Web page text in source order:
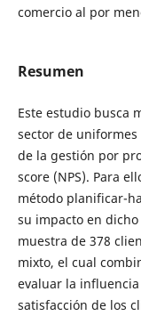
comercio al por
Resumen
Este estudio busca
sector de
de la gestión por
score (NPS). Para
método planificar-
su impacto en
muestra de 378
mixto, el cual
evaluar la
satisfacción de los